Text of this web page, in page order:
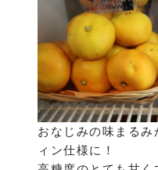
おなじみの味まる
ィン仕様に！